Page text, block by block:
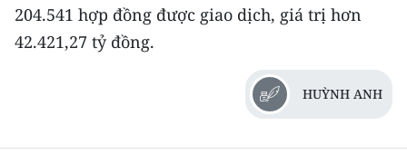
204.541 hợp đồng được giao dịch, giá trị hơn
42.421,27 tỷ đồng.
HUỲNH ANH